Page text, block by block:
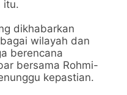
itu.
dikhabarkan
wilayah dan
berencana
bersama Rohmi-
kepastian.